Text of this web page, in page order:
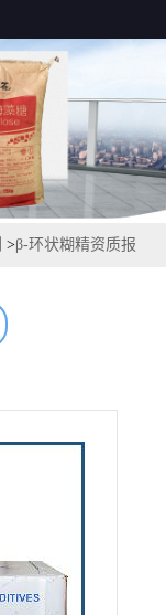
>β-环状糊精资质报